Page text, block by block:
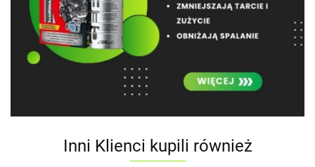
Inni Klienci kupili również